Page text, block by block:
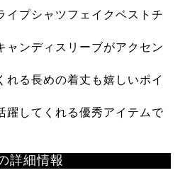
イプシャツフェイクベストチ
ャンディスリーブがアクセン
れる長めの着丈も嬉しいポイ
躍してくれる優秀アイテムで
詳細情報